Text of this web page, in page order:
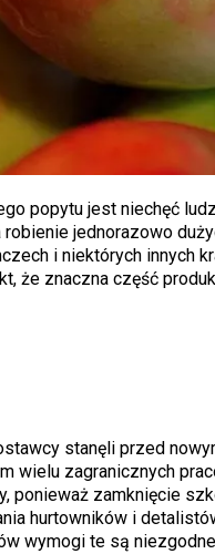
popytu jest niechęć
robienie jednorazowo
i niektórych
że znaczna część
stanęli przed
zagranicznych
ponieważ zamknięcie
hurtowników i
wymogi te są